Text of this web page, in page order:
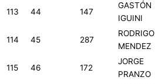
113 44 147
GASTÓN
IGUINI
114 45 287
RODRIGO
MENDEZ
115 46 172
JORGE
PRANZO